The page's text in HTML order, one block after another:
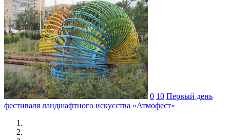
0 10 Первый день
фестиваля ландшафтного искусства «Атмофест»